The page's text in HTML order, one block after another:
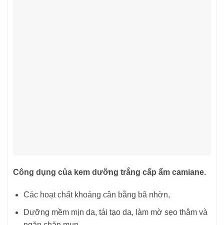
Công dụng của kem dưỡng trắng cấp ẩm camiane.
Các hoạt chất khoáng cân bằng bã nhờn,
Dưỡng mềm mịn da, tái tạo da, làm mờ sẹo thâm và